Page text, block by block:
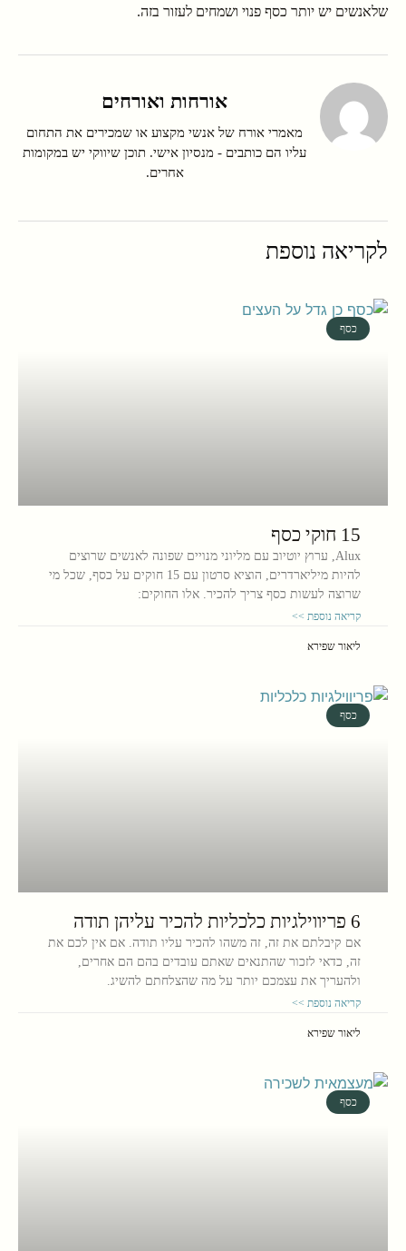
שלאנשים יש יותר כסף פנוי ושמחים לעזור בזה.
אורחות ואורחים
מאמרי אורח של אנשי מקצוע או שמכירים את התחום
עליו הם כותבים - מנסיון אישי. תוכן שיווקי יש במקומות
אחרים.
לקריאה נוספת
כסף
15 חוקי כסף
Alux, ערוץ יוטיוב עם מליוני מנויים שפונה לאנשים שרוצים
להיות מיליארדרים, הוציא סרטון עם 15 חוקים על כסף, שכל מי
שרוצה לעשות כסף צריך להכיר. אלו החוקים:
קריאה נוספת >>
ליאור שפירא
כסף
6 פריווילגיות כלכליות להכיר עליהן תודה
אם קיבלתם את זה, זה משהו להכיר עליו תודה. אם אין לכם את
זה, כדאי לזכור שהתנאים שאתם עובדים בהם הם אחרים,
ולהעריך את עצמכם יותר על מה שהצלחתם להשיג.
קריאה נוספת >>
ליאור שפירא
כסף